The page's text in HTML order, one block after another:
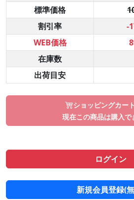
標準価格
割引率 -
WEB価格
在庫数
出荷目安
ショッピングカー
現在この商品は購入で
ログイン
新規会員登録(